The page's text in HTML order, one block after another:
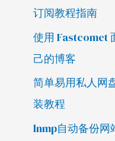
订阅教程指南
使用 Fastcomet
己的博客
简单易用私人网
装教程
lnmp自动备份网